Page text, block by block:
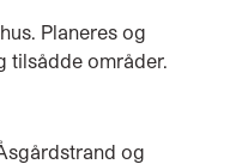
Planeres og
tilsådde områder.
og